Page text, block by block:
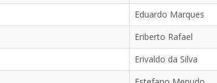
Eduardo Marques
Eriberto Rafael
Erivaldo da Silva